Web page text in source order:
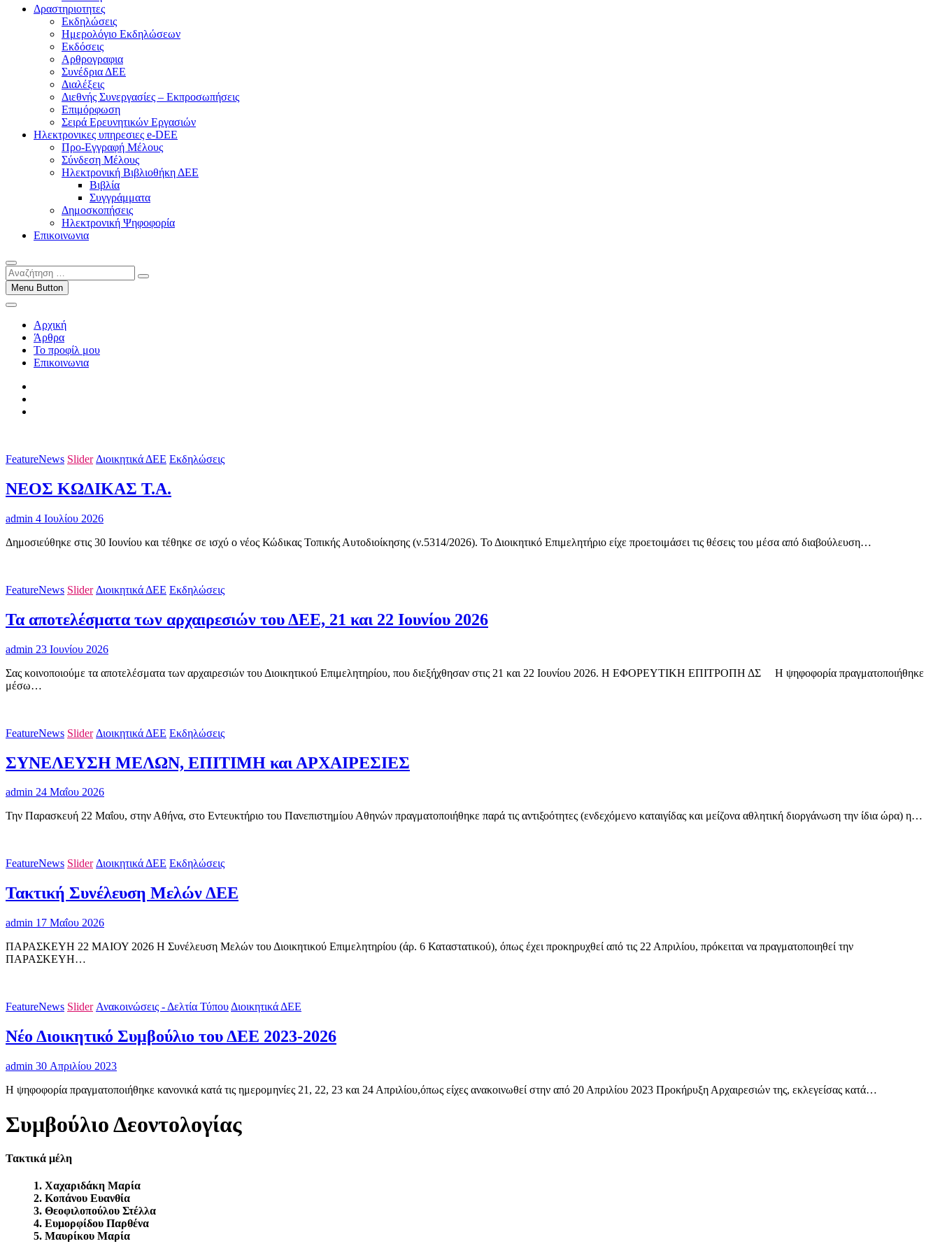
Δραστηριοτητες
Εκδηλώσεις
Ημερολόγιο Εκδηλώσεων
Εκδόσεις
Αρθρογραφια
Συνέδρια ΔΕΕ
Διαλέξεις
Διεθνής Συνεργασίες – Εκπροσωπήσεις
Επιμόρφωση
Σειρά Ερευνητικών Εργασιών
Ηλεκτρονικες υπηρεσιες e-DEE
Προ-Εγγραφή Μέλους
Σύνδεση Μέλους
Ηλεκτρονική Βιβλιοθήκη ΔΕΕ
Βιβλία
Συγγράμματα
Δημοσκοπήσεις
Ηλεκτρονική Ψηφοφορία
Επικοινωνια
Αναζήτηση
…Menu Button
Αρχική
Άρθρα
Το προφίλ μου
Επικοινωνια
FeatureNews Slider Διοικητικά ΔΕΕ Εκδηλώσεις
ΝΕΟΣ ΚΩΔΙΚΑΣ Τ.Α.
admin 4 Ιουλίου 2026
Δημοσιεύθηκε στις 30 Ιουνίου και τέθηκε σε ισχύ ο νέος Κώδικας Τοπικής Αυτοδιοίκησης (ν.5314/2026). Το Διοικητικό Επιμελητήριο είχε προετοιμάσει τις θέσεις του μέσα από διαβούλευση…
FeatureNews Slider Διοικητικά ΔΕΕ Εκδηλώσεις
Τα αποτελέσματα των αρχαιρεσιών του ΔΕΕ, 21 και 22 Ιουνίου 2026
admin 23 Ιουνίου 2026
Σας κοινοποιούμε τα αποτελέσματα των αρχαιρεσιών του Διοικητικού Επιμελητηρίου, που διεξήχθησαν στις 21 και 22 Ιουνίου 2026. Η ΕΦΟΡΕΥΤΙΚΗ ΕΠΙΤΡΟΠΗ ΔΣ H ψηφοφορία πραγματοποιήθηκε
μέσω…
FeatureNews Slider Διοικητικά ΔΕΕ Εκδηλώσεις
ΣΥΝΕΛΕΥΣΗ ΜΕΛΩΝ, ΕΠΙΤΙΜΗ και ΑΡΧΑΙΡΕΣΙΕΣ
admin 24 Μαΐου 2026
Την Παρασκευή 22 Μαΐου, στην Αθήνα, στο Εντευκτήριο του Πανεπιστημίου Αθηνών πραγματοποιήθηκε παρά τις αντιξοότητες (ενδεχόμενο καταιγίδας και μείζονα αθλητική διοργάνωση την ίδια ώρα) η…
FeatureNews Slider Διοικητικά ΔΕΕ Εκδηλώσεις
Τακτική Συνέλευση Μελών ΔΕΕ
admin 17 Μαΐου 2026
ΠΑΡΑΣΚΕΥΗ 22 ΜΑΙΟΥ 2026 Η Συνέλευση Μελών του Διοικητικού Επιμελητηρίου (άρ. 6 Καταστατικού), όπως έχει προκηρυχθεί από τις 22 Απριλίου, πρόκειται να πραγματοποιηθεί την
ΠΑΡΑΣΚΕΥΗ…
FeatureNews Slider Ανακοινώσεις - Δελτία Τύπου Διοικητικά ΔΕΕ
Νέο Διοικητικό Συμβούλιο του ΔΕΕ 2023-2026
admin 30 Απριλίου 2023
Η ψηφοφορία πραγματοποιήθηκε κανονικά κατά τις ημερομηνίες 21, 22, 23 και 24 Απριλίου,όπως είχες ανακοινωθεί στην από 20 Απριλίου 2023 Προκήρυξη Αρχαιρεσιών της, εκλεγείσας κατά…
Συμβούλιο Δεοντολογίας
Τακτικά μέλη
1. Χαχαριδάκη Μαρία
2. Κοπάνου Ευανθία
3. Θεοφιλοπούλου Στέλλα
4. Ευμορφίδου Παρθένα
5. Μαυρίκου Μαρία